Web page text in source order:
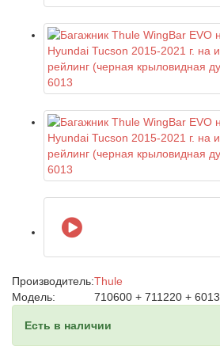
Производитель:Thule
Модель:
710600 + 711220 + 6013
Есть в наличии